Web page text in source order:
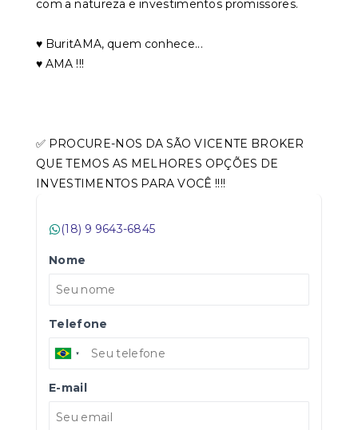
com a natureza e investimentos promissores.
♥️ BuritAMA, quem conhece...
♥️ AMA !!!
✅ PROCURE-NOS DA SÃO VICENTE BROKER
QUE TEMOS AS MELHORES OPÇÕES DE
INVESTIMENTOS PARA VOCÊ !!!!
(18) 9 9643-6845
Nome
Telefone
E-mail